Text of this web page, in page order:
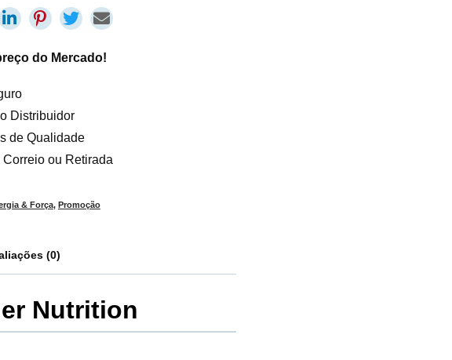
do Mercado!
Distribuidor
de Qualidade
Correio ou Retirada
& Força, Promoção
(0)
Nutrition